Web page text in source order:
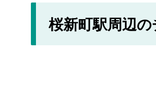
桜新町駅周辺